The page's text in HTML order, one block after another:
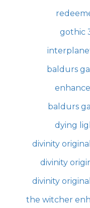
gothic
baldurs
baldurs
dying
divinity
divinity
divinity
the witcher